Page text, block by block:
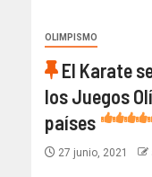
OLIMPISMO
El Karate
los Juegos
países
27 junio, 2021